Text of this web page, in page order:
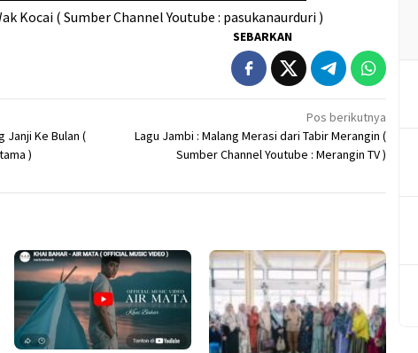
Kocai ( Sumber Channel Youtube : pasukanaurduri )
SEBARKAN
Janji Ke Bulan (
)
Pos berikutnya
Lagu Jambi : Malang Merasi dari Tabir Merangin (
Sumber Channel Youtube : Merangin TV )